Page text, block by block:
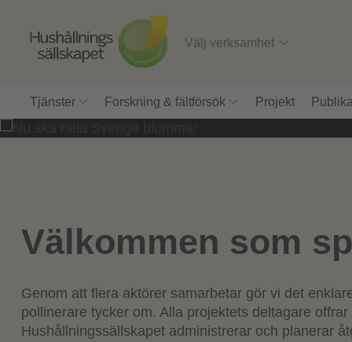
Välj verksamhet
Tjänster Forskning & fältförsök Projekt
Nu ska
blomma!
Välkommen som
Genom att flera aktörer samarbetar gör vi det
pollinerare tycker om. Alla projektets deltagare
Hushållningssällskapet administrerar och planerar